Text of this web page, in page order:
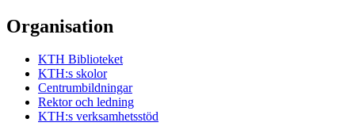
Organisation
KTH Biblioteket
KTH:s skolor
Centrumbildningar
Rektor och ledning
KTH:s verksamhetsstöd